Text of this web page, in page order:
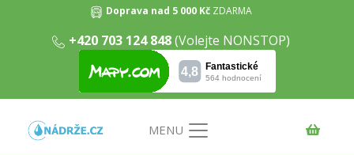
Doprava nad 5 000 Kč ZDARMA
+420 703 124 848(Volejte NONSTOP)
MENU
Samonosné kruhové jímky
Odpadní jímky
/ Samonosné kruhové jímky
Samonosné kruhové jímkypředstavují efektivní
Tyto jímky jsou ideální pro použití v místech, kde není
spodní voda. Díky své samonosné konstrukci